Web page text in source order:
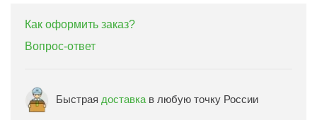
Как оформить заказ?
Вопрос-ответ
Быстрая доставка в любую точку России